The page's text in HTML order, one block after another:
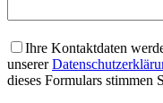
Ihre Kontaktdaten
unserer
dieses Formulars stimmen